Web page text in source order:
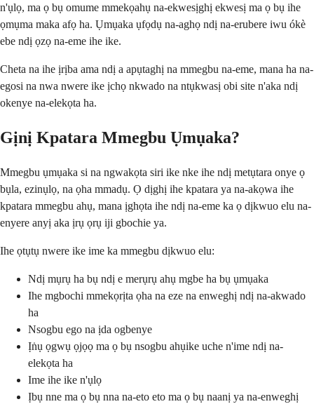
n'ụlọ, ma ọ bụ omume mmekọahụ na-ekwesịghị ekwesị ma ọ bụ ihe
ọmụma maka afọ ha. Ụmụaka ụfọdụ na-aghọ ndị na-erubere iwu ókè
ebe ndị ọzọ na-eme ihe ike.
Cheta na ihe ịrịba ama ndị a apụtaghị na mmegbu na-eme, mana ha na-
egosi na nwa nwere ike ịchọ nkwado na ntụkwasị obi site n'aka ndị
okenye na-elekọta ha.
Gịnị Kpatara Mmegbu Ụmụaka?
Mmegbu ụmụaka si na ngwakọta siri ike nke ihe ndị metụtara onye ọ
bụla, ezinụlọ, na ọha mmadụ. Ọ dịghị ihe kpatara ya na-akọwa ihe
kpatara mmegbu ahụ, mana ịghọta ihe ndị na-eme ka ọ dịkwuo elu na-
enyere anyị aka ịrụ ọrụ iji gbochie ya.
Ihe ọtụtụ nwere ike ime ka mmegbu dịkwuo elu:
Ndị mụrụ ha bụ ndị e merụrụ ahụ mgbe ha bụ ụmụaka
Ihe mgbochi mmekọrịta ọha na eze na enweghị ndị na-akwado
ha
Nsogbu ego na ịda ogbenye
Ịṅụ ọgwụ ọjọọ ma ọ bụ nsogbu ahụike uche n'ime ndị na-
elekọta ha
Ime ihe ike n'ụlọ
Ịbụ nne ma ọ bụ nna na-eto eto ma ọ bụ naanị ya na-enweghị